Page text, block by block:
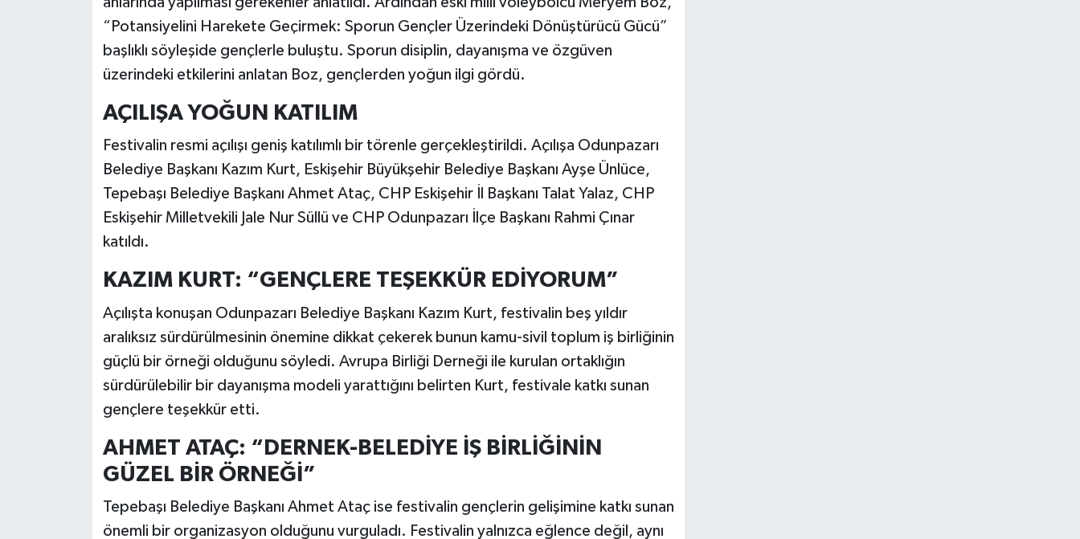
“Potansiyelini Harekete Geçirmek: Sporun Gençler Üzerindeki Dönüştürücü Gücü”
başlıklı söyleşide gençlerle buluştu. Sporun disiplin, dayanışma ve özgüven
üzerindeki etkilerini anlatan Boz, gençlerden yoğun ilgi gördü.
AÇILIŞA YOĞUN KATILIM
Festivalin resmi açılışı geniş katılımlı bir törenle gerçekleştirildi. Açılışa Odunpazarı
Belediye Başkanı Kazım Kurt, Eskişehir Büyükşehir Belediye Başkanı Ayşe Ünlüce,
Tepebaşı Belediye Başkanı Ahmet Ataç, CHP Eskişehir İl Başkanı Talat Yalaz, CHP
Eskişehir Milletvekili Jale Nur Süllü ve CHP Odunpazarı İlçe Başkanı Rahmi Çınar
katıldı.
KAZIM KURT: “GENÇLERE TEŞEKKÜR EDİYORUM”
Açılışta konuşan Odunpazarı Belediye Başkanı Kazım Kurt, festivalin beş yıldır
aralıksız sürdürülmesinin önemine dikkat çekerek bunun kamu-sivil toplum iş birliğinin
güçlü bir örneği olduğunu söyledi. Avrupa Birliği Derneği ile kurulan ortaklığın
sürdürülebilir bir dayanışma modeli yarattığını belirten Kurt, festivale katkı sunan
gençlere teşekkür etti.
AHMET ATAÇ: “DERNEK-BELEDİYE İŞ BİRLİĞİNİN
GÜZEL BİR ÖRNEĞİ”
Tepebaşı Belediye Başkanı Ahmet Ataç ise festivalin gençlerin gelişimine katkı sunan
önemli bir organizasyon olduğunu vurguladı. Festivalin yalnızca eğlence değil, aynı